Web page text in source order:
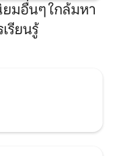
มอื่นๆ ใกล้มหา
รียนรู้